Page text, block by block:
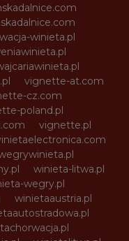
winieta.pl
vignette-at.com
cz.com
poland.pl
vignette.pl
winieta-litwa.pl
wegry.pl
winietaaustria.pl